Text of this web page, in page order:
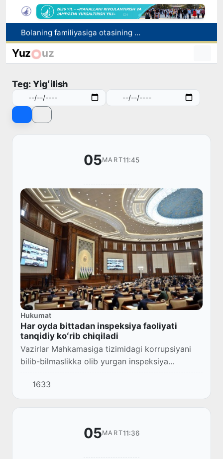
Bolaning familiyasiga otasining ismini berishga ruxsat beriladi
Behruz Karimov faoliyatini Shveytsariyaning «Lugano» klubida davom ettiradi
Chexiya va Slovakiyada ishlamoqchi bo‘lgan tibbiyot mutaxassislari ro‘yxatga olinadi
Yuz uz
Teg: Yigʻilish
05MART11:45
Hukumat
Har oyda bittadan inspeksiya faoliyati
tanqidiy koʻrib chiqiladi
Vazirlar Mahkamasiga tizimidagi korrupsiyani
bilib-bilmaslikka olib yurgan inspeksiya
rahbarlari ishiga baho berib, ikki haftada
korrupsiyaviy omillarni bartaraf etish boʻyicha
har...
1633
05MART11:36